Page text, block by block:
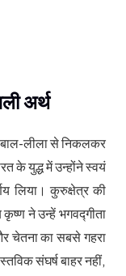
अर्थ
लीला से निकलकर
के युद्ध में उन्होंने स्वयं
लिया। कुरुक्षेत्र की
ने उन्हें भगवद्गीता
चेतना का सबसे गहरा
संघर्ष बाहर नहीं,